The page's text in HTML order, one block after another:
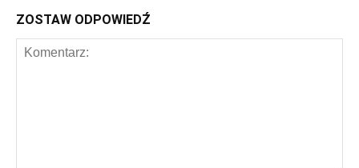
ZOSTAW ODPOWIEDŹ